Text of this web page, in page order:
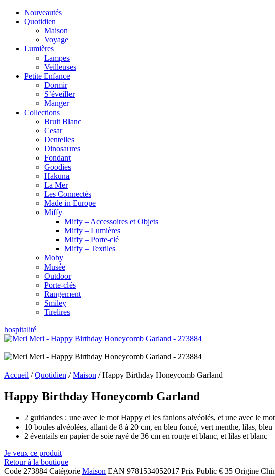
Nouveautés
Quotidien
Maison
Voyage
Lumières
Lampes
Veilleuses
Petite Enfance
Dormir
S’éveiller
Manger
Collections
Bruit Blanc
Cesar
Dentelles
Dinosaures
Fondant
Goodies
Hakuna
La Mer
Les Connectés
Made in Europe
Miffy
Miffy – Accessoires et Objets
Miffy – Lumières
Miffy – Porte-clé
Miffy – Textiles
Moby
Musée
Outdoor
Porte-clés
Rangement
Smiley
Tirelires
hospitalité
Accueil /Quotidien /Maison / Happy Birthday Honeycomb Garland
Happy Birthday Honeycomb Garland
2 guirlandes : une avec le mot Happy et les fanions alvéolés, et une avec le
10 boules alvéolées, allant de 8 à 20 cm, en bleu foncé, vert menthe, lilas,
2 éventails en papier de soie rayé de 36 cm en rouge et blanc, et lilas et blanc
Je veux ce produit
Retour à la boutique
Code 273884 Catégorie Maison EAN 9781534052017 Prix Public € 35 Origine